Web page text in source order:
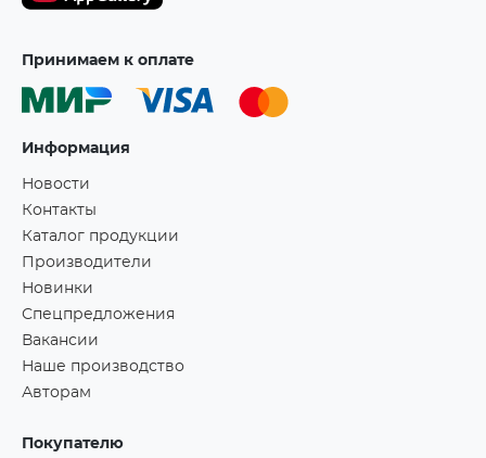
Принимаем к оплате
Информация
Новости
Контакты
Каталог продукции
Производители
Новинки
Спецпредложения
Вакансии
Наше производство
Авторам
Покупателю